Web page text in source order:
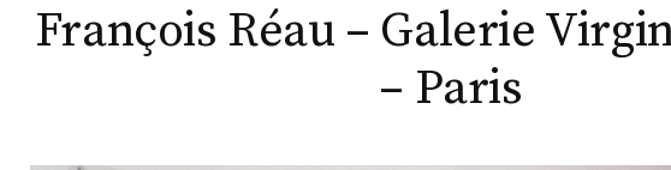
François Réau – Galerie
– Paris